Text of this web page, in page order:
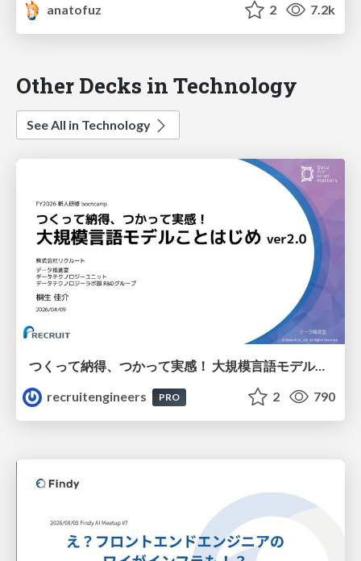
anatofuz
2 7.2k
Other Decks in Technology
See All in Technology
つくって納得、つかって実感！ 大規模言語モデルことはじめ ver2.0
recruitengineers
PRO 2 790